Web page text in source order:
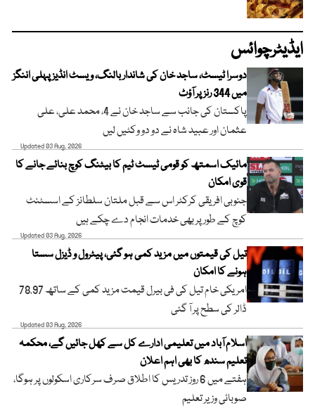
ایڈیٹرچوائس
دوسرا ٹیسٹ، ساجد خان کی شاندار بالنگ، ویسٹ انڈیز پہلی اننگز
میں 344 رنز پر آؤٹ
پاکستان کی جانب سے ساجد خان نے 4، محمد علی، علی
عثمان اور عبید شاہ نے دو دو وکٹیں لیں
Updated 03 Aug, 2026
مائیک اسمتھ کو قومی ٹیسٹ ٹیم کا بیٹنگ کوچ بنائے جانے کا
قوی امکان
جنوبی افریقی کرکٹر اس سے قبل ملتان سلطانز کے اسسٹنٹ
کوچ کے طور پر بھی خدمات انجام دے چکے ہیں
Updated 03 Aug, 2026
تیل کی قیمتوں میں مزید کمی ہو گئی، پیٹرول و ڈیزل سستا
ہونے کا امکان
امریکی خام تیل کی فی بیرل قیمت مزید کمی کے ساتھ 78.97
ڈالر کی سطح پر آ گئی
Updated 03 Aug, 2026
اسلام آباد میں تعلیمی ادارے کل سے کھل جائیں گے، محکمہ
تعلیم سندھ کا بھی اہم اعلان
ہفتے میں 6 روز تدریس کا اطلاق صرف سرکاری اسکولوں پر ہوگا،
صوبائی وزیر تعلیم